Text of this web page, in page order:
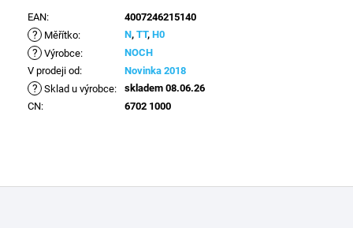
EAN: 4007246215140
? Měřítko: N, TT, H0
? Výrobce:
NOCH
V prodeji od: Novinka 2018
? Sklad u výrobce:
skladem 08.06.26
CN: 6702 1000